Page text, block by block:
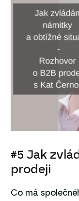
#5 Jak
prodeji
Co má